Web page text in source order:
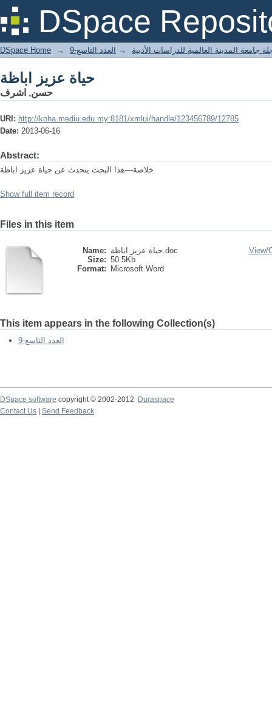
DSpace
حياة عزيز اباظة
DSpace Home → جامعة المدينة العالمية للدراسات الأدبية → العدد التاسع-9
حياة عزيز اباظة
حسن, اشرف
URI: http://koha.mediu.edu.my:8181/xmlui/handle/123456789/12785
Date: 2013-06-16
Abstract:
خلاصة—هذا البحث يتحدث عن حياة عزيز اباظة
Show full item record
Files in this item
Name:
حياة عزيز اباظة.doc
Size: 50.5Kb
Format:
Microsoft Word
View/
This item appears in the following Collection(s)
العدد التاسع-9
DSpace software copyright © 2002-2012
Duraspace
Contact Us
Send Feedback